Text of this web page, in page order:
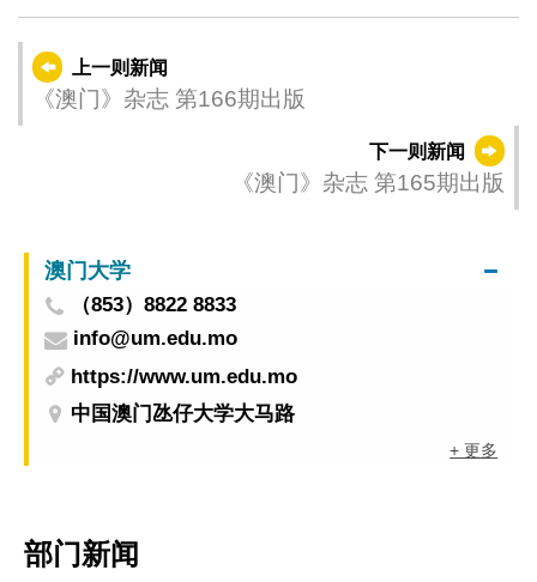
上一则新闻
《澳门》杂志 第166期出版
下一则新闻
《澳门》杂志 第165期出版
澳门大学
（853）8822 8833
info@um.edu.mo
https://www.um.edu.mo
中国澳门氹仔大学大马路
+ 更多
部门新闻